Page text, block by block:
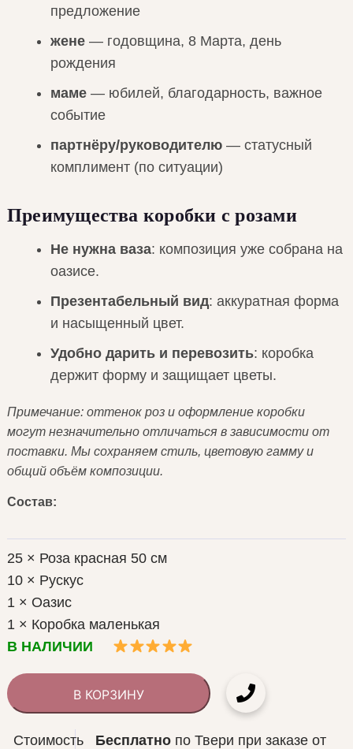
предложение
жене— годовщина, 8 Марта, день
рождения
маме— юбилей, благодарность, важное
событие
партнёру/руководителю— статусный
комплимент (по ситуации)
Преимущества коробки с розами
Не нужна ваза: композиция уже собрана на
оазисе.
Презентабельный вид: аккуратная форма
и насыщенный цвет.
Удобно дарить и перевозить: коробка
держит форму и защищает цветы.
Примечание: оттенок роз и оформление коробки
могут незначительно отличаться в зависимости от
поставки. Мы сохраняем стиль, цветовую гамму и
общий объём композиции.
Состав:
25 × Роза красная 50 см
10 × Рускус
1 × Оазис
1 × Коробка маленькая
В НАЛИЧИИ
В КОРЗИНУ
Стоимость
Бесплатно по Твери при заказе от